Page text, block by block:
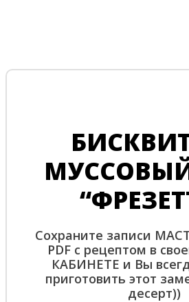
Сохраните записи
PDF с рецептом в
КАБИНЕТЕ и Вы
приготовить этот
десерт))